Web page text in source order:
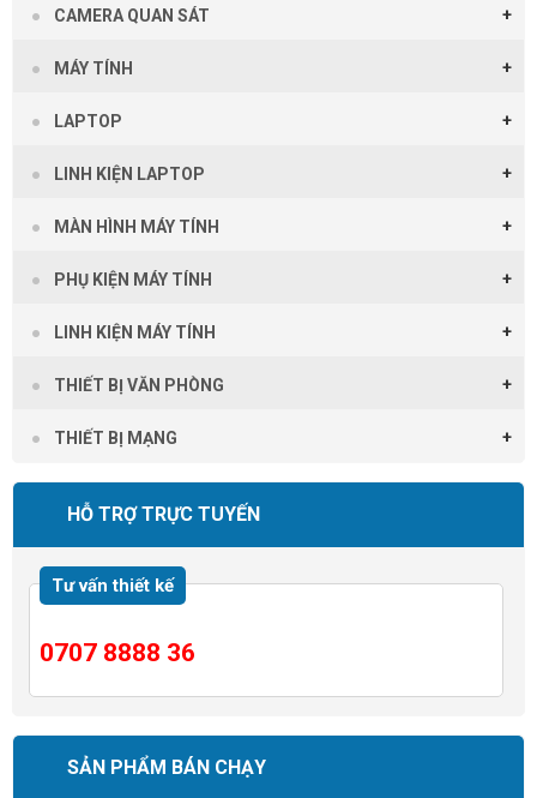
CAMERA QUAN SÁT
MÁY TÍNH
LAPTOP
LINH KIỆN LAPTOP
MÀN HÌNH MÁY TÍNH
PHỤ KIỆN MÁY TÍNH
LINH KIỆN MÁY TÍNH
THIẾT BỊ VĂN PHÒNG
THIẾT BỊ MẠNG
HỖ TRỢ TRỰC TUYẾN
Tư vấn thiết kế
0707 8888 36
SẢN PHẨM BÁN CHẠY